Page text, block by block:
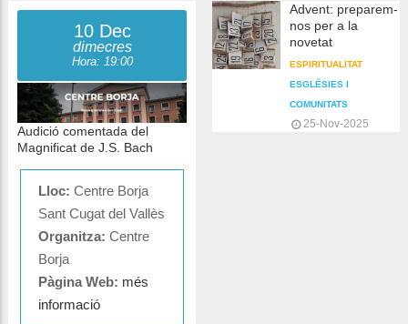
10 Dec
dimecres
Hora: 19:00
Audició comentada del
Magnificat de J.S. Bach
Lloc: Centre Borja
Sant Cugat del Vallès
Organitza: Centre
Borja
Pàgina Web: més
informació
Advent: preparem-
nos per a la
novetat
ESPIRITUALITAT
ESGLÉSIES I
COMUNITATS
25-Nov-2025